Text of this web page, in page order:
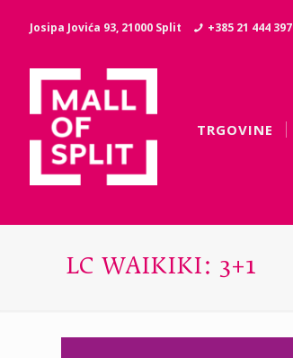
Josipa Jovića 93, 21000 Split +385 21 444 397
TRGOVINE
LC WAIKIKI: 3+1